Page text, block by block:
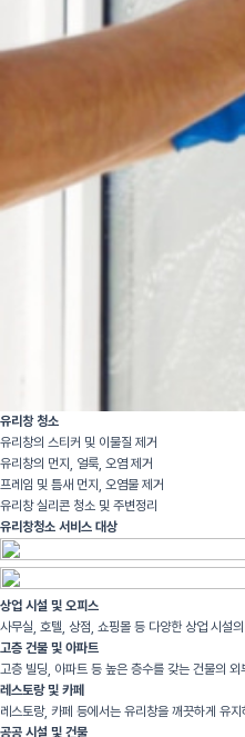
유리창 청소
유리창의 스티커 및 이물질 제거
유리창의 먼지, 얼룩, 오염 제거
프레임 및 틈새 먼지, 오염물 제거
유리창 실리콘 청소 및 주변정리
유리창청소 서비스 대상
상업 시설 및 오피스
사무실, 호텔, 상점, 쇼핑몰 등 다양한 상업 시설
고층 건물 및 아파트
고층 빌딩, 아파트 등 높은 층수를 갖는 건물의 외
레스토랑 및 카페
레스토랑, 카페 등에서는 유리창을 깨끗하게 유
공공 시설 및 건물